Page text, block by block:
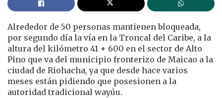
Alrededor de 50 personas mantienen bloqueada,
por segundo día la vía en la Troncal del Caribe, a la
altura del kilómetro 41 + 600 en el sector de Alto
Pino que va del municipio fronterizo de Maicao a la
ciudad de Riohacha, ya que desde hace varios
meses están pidiendo que posesionen a la
autoridad tradicional wayúu.